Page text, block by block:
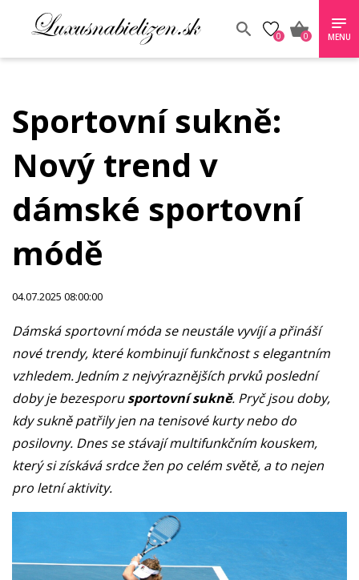
0 0 MENU
Sportovní sukně:
Nový trend v
dámské sportovní
módě
04.07.2025 08:00:00
Dámská sportovní móda se neustále vyvíjí a přináší
nové trendy, které kombinují funkčnost s elegantním
vzhledem. Jedním z nejvýraznějších prvků poslední
doby je bezesporusportovní sukně. Pryč jsou doby,
kdy sukně patřily jen na tenisové kurty nebo do
posilovny. Dnes se stávají multifunkčním kouskem,
který si získává srdce žen po celém světě, a to nejen
pro letní aktivity.